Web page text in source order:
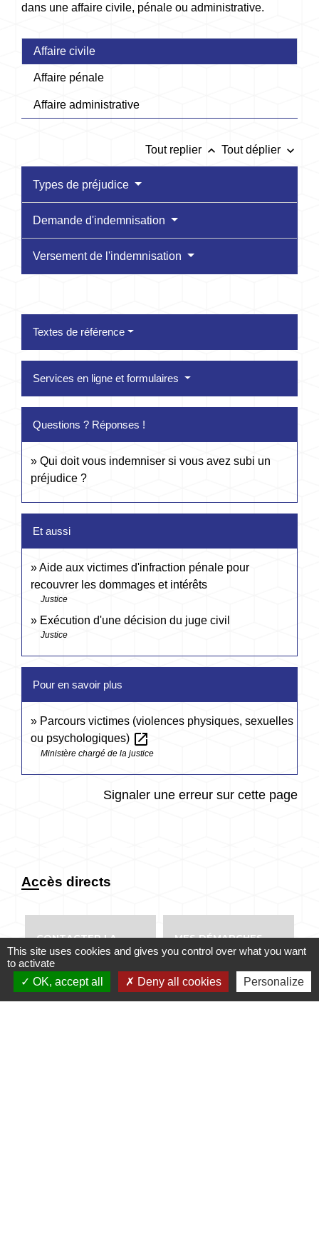
dans une affaire civile, pénale ou administrative.
Affaire civile
Affaire pénale
Affaire administrative
Tout replier keyboard_arrow_up Tout déplier keyboard_arrow_down
Types de préjudice
Demande d'indemnisation
Versement de l'indemnisation
Textes de référence
Services en ligne et formulaires
Questions ? Réponses !
Qui doit vous indemniser si vous avez subi un
préjudice ?
Et aussi
Aide aux victimes d'infraction pénale pour
recouvrer les dommages et intérêts
Justice
Exécution d'une décision du juge civil
Justice
Pour en savoir plus
Parcours victimes (violences physiques, sexuelles
ou psychologiques) open_in_new
Ministère chargé de la justice
Signaler une erreur sur cette page
Accès directs
CONTACTER LA
MAIRIE
email
MES DÉMARCHES
ADMINISTRATIVES
account_balance
This site uses cookies and gives you control over what you want
to activate
OK, accept all
Deny all cookies Personalize